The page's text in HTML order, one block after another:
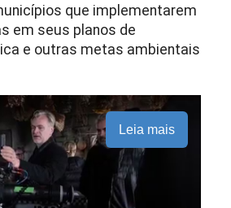
que implementarem
em seus planos de
e outras metas ambientais
Leia mais